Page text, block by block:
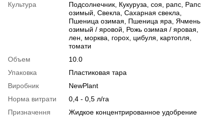
Культура
Подсолнечник, Кукуруза, соя, рапс, Рапс
озимый, Свекла, Сахарная свекла,
Пшеница озимая, Пшеница яра, Ячмень
озимый / яровой, Рожь озимая / яровая,
лен, морква, горох, цибуля, картопля,
томати
Объем
10.0
Упаковка
Пластиковая тара
Виробник
NewPlant
Норма витрати
0,4 - 0,5 л/га
Призначення
Жидкое концентрированное удобрение